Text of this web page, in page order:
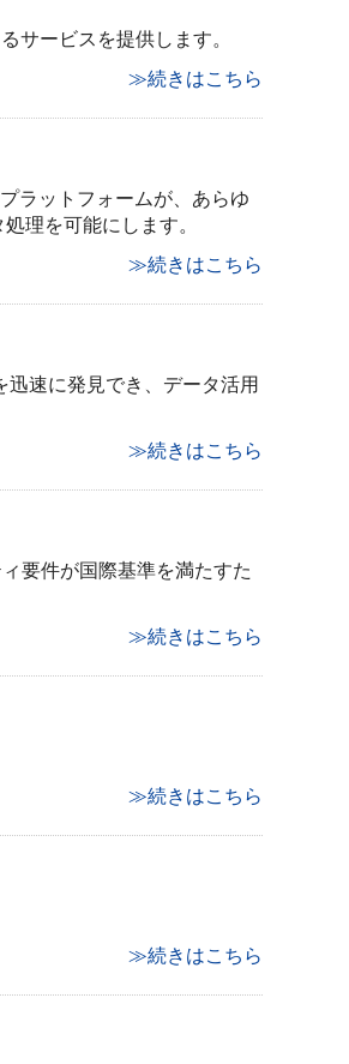
サービスを提供します。
≫続きはこちら
ラットフォームが、あらゆ
理を可能にします。
≫続きはこちら
速に発見でき、データ活用
≫続きはこちら
要件が国際基準を満たすた
≫続きはこちら
≫続きはこちら
≫続きはこちら